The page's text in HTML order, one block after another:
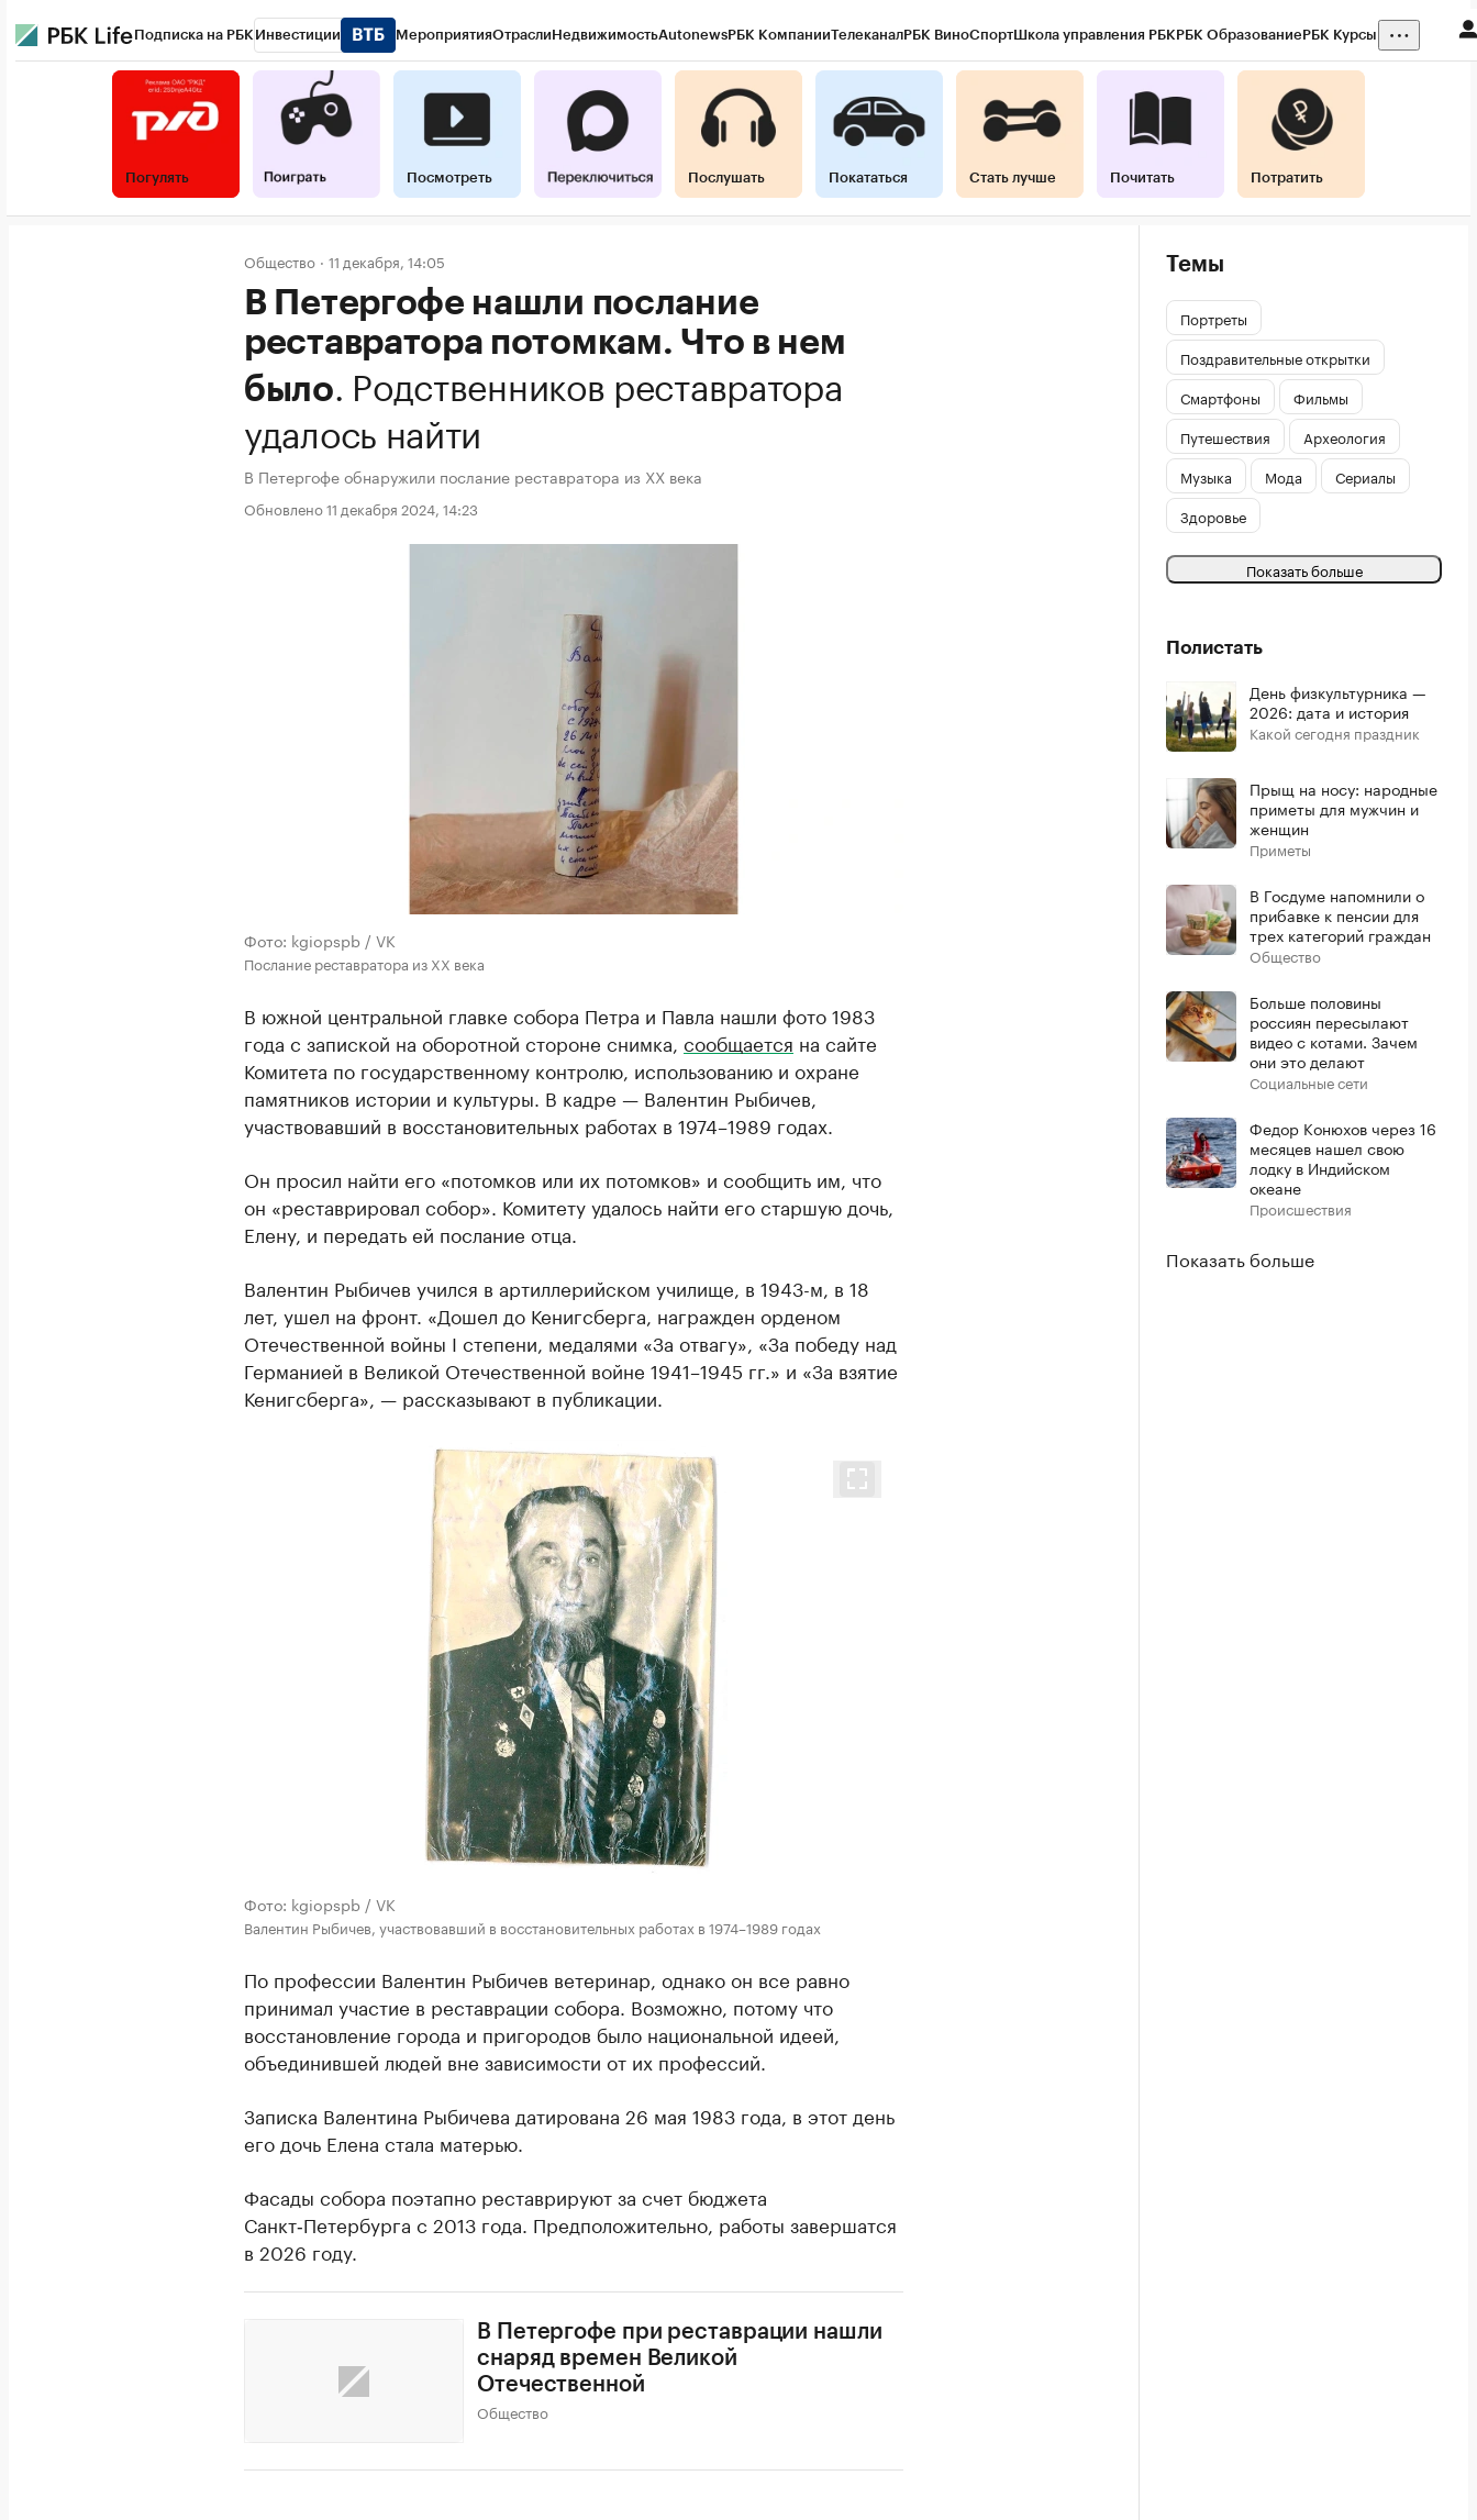
Подписка на РБК Инвестиции МероприятияОтраслиНедвижимостьAutonewsРБК КомпанииТелеканалРБК ВиноСпортШкола управления РБКРБК ОбразованиеРБК Курсы
Погулять Посмотреть Послушать Покататься Стать лучше Почитать Потратить
Общество 11 декабря, 14:05
В Петергофе нашли послание
реставратора потомкам. Что в нем
было. Родственников реставратора
удалось найти
В Петергофе обнаружили послание реставратора из XX века
Обновлено 11 декабря 2024, 14:23
Фото: kgiopspb / VK
Послание реставратора из XX века
В южной центральной главке собора Петра и Павла нашли фото 1983
года с запиской на оборотной стороне снимка, сообщается на сайте
Комитета по государственному контролю, использованию и охране
памятников истории и культуры. В кадре — Валентин Рыбичев,
участвовавший в восстановительных работах в 1974–1989 годах.
Он просил найти его «потомков или их потомков» и сообщить им, что
он «реставрировал собор». Комитету удалось найти его старшую дочь,
Елену, и передать ей послание отца.
Валентин Рыбичев учился в артиллерийском училище, в 1943-м, в 18
лет, ушел на фронт. «Дошел до Кенигсберга, награжден орденом
Отечественной войны I степени, медалями «За отвагу», «За победу над
Германией в Великой Отечественной войне 1941–1945 гг.» и «За взятие
Кенигсберга», — рассказывают в публикации.
Фото: kgiopspb / VK
Валентин Рыбичев, участвовавший в восстановительных работах в 1974–1989 годах
По профессии Валентин Рыбичев ветеринар, однако он все равно
принимал участие в реставрации собора. Возможно, потому что
восстановление города и пригородов было национальной идеей,
объединившей людей вне зависимости от их профессий.
Записка Валентина Рыбичева датирована 26 мая 1983 года, в этот день
его дочь Елена стала матерью.
Фасады собора поэтапно реставрируют за счет бюджета
Санкт‑Петербурга с 2013 года. Предположительно, работы завершатся
в 2026 году.
В Петергофе при реставрации нашли
снаряд времен Великой
Отечественной
Общество
Темы
Портреты
Поздравительные открытки
Смартфоны
Фильмы
Путешествия
Археология
Музыка
Мода
Сериалы
Здоровье
Показать больше
Полистать
День физкультурника —
2026: дата и история
Какой сегодня праздник
Прыщ на носу: народные
приметы для мужчин и
женщин
Приметы
В Госдуме напомнили о
прибавке к пенсии для
трех категорий граждан
Общество
Больше половины
россиян пересылают
видео с котами. Зачем
они это делают
Социальные сети
Федор Конюхов через 16
месяцев нашел свою
лодку в Индийском
океане
Происшествия
Показать больше